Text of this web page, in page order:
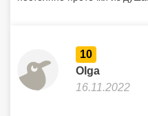
берегу моря (20 метров и
салатов. Десерты просто
боковой с частичным
Номер удобный, кровать
время убирались (каждый